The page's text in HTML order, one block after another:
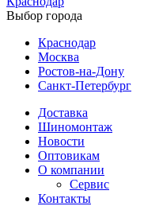
Выбор города
Краснодар
Москва
Ростов-на-Дону
Санкт-Петербург
Доставка
Шиномонтаж
Новости
Оптовикам
О компании
Сервис
Контакты